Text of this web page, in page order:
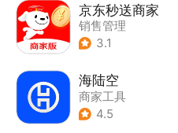
京东秒送商家
销售管理
3.1
海陆空
商家工具
4.5